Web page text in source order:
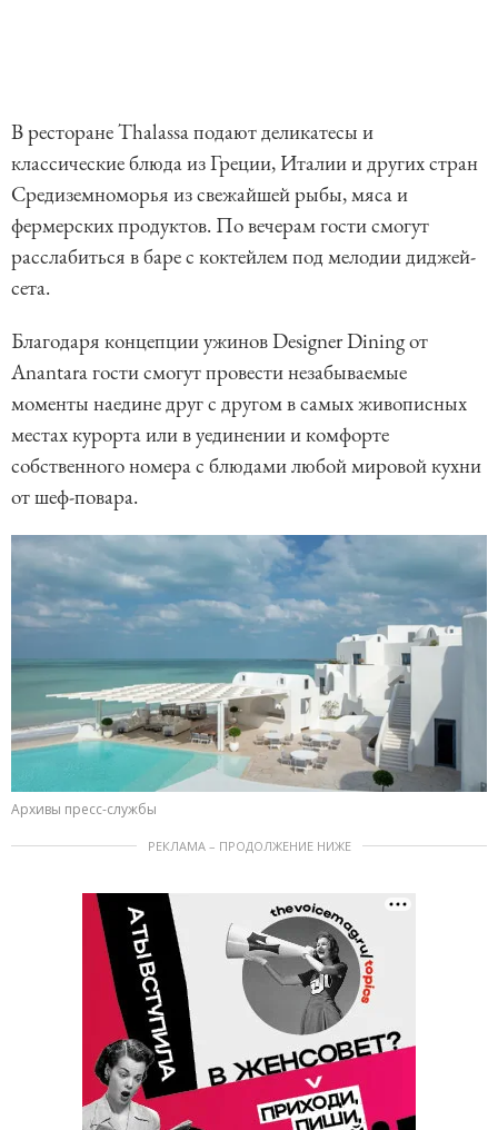
В ресторане Thalassa подают деликатесы и
классические блюда из Греции, Италии и других стран
Средиземноморья из свежайшей рыбы, мяса и
фермерских продуктов. По вечерам гости смогут
расслабиться в баре с коктейлем под мелодии диджей-
сета.
Благодаря концепции ужинов Designer Dining от
Anantara гости смогут провести незабываемые
моменты наедине друг с другом в самых живописных
местах курорта или в уединении и комфорте
собственного номера с блюдами любой мировой кухни
от шеф-повара.
Архивы пресс-службы
РЕКЛАМА – ПРОДОЛЖЕНИЕ НИЖЕ